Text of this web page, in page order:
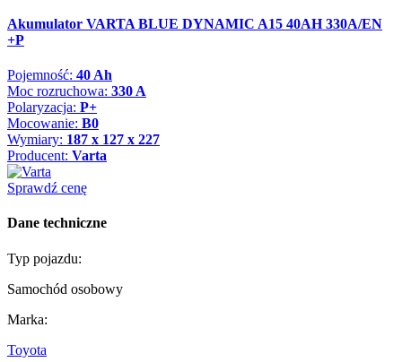
Akumulator VARTA BLUE DYNAMIC A15 40AH 330A/EN
+P
Pojemność: 40 Ah
Moc rozruchowa: 330 A
Polaryzacja: P+
Mocowanie: B0
Wymiary: 187 x 127 x 227
Producent: Varta
Sprawdź cenę
Dane techniczne
Typ pojazdu:
Samochód osobowy
Marka:
Toyota